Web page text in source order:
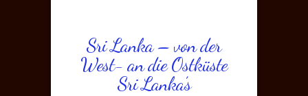
Sri Lanka – von der
West- an die Ostküste
Sri Lanka’s